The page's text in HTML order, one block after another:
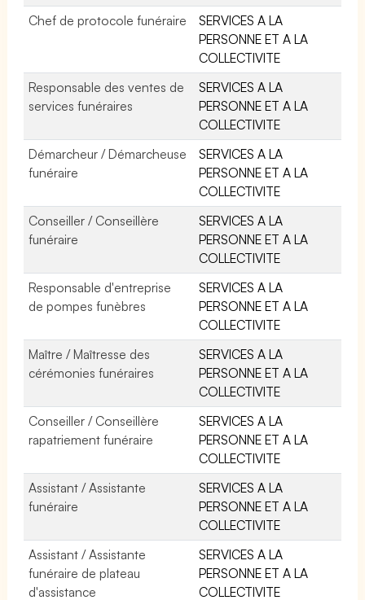
Chef de protocole funéraire
SERVICES A LA
PERSONNE ET A LA
COLLECTIVITE
Responsable des ventes de
services funéraires
SERVICES A LA
PERSONNE ET A LA
COLLECTIVITE
Démarcheur / Démarcheuse
funéraire
SERVICES A LA
PERSONNE ET A LA
COLLECTIVITE
Conseiller / Conseillère
funéraire
SERVICES A LA
PERSONNE ET A LA
COLLECTIVITE
Responsable d'entreprise
de pompes funèbres
SERVICES A LA
PERSONNE ET A LA
COLLECTIVITE
Maître / Maîtresse des
cérémonies funéraires
SERVICES A LA
PERSONNE ET A LA
COLLECTIVITE
Conseiller / Conseillère
rapatriement funéraire
SERVICES A LA
PERSONNE ET A LA
COLLECTIVITE
Assistant / Assistante
funéraire
SERVICES A LA
PERSONNE ET A LA
COLLECTIVITE
Assistant / Assistante
funéraire de plateau
d'assistance
SERVICES A LA
PERSONNE ET A LA
COLLECTIVITE